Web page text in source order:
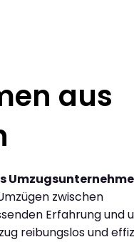
aus
zwischen
Erfahrung und
reibungslos und